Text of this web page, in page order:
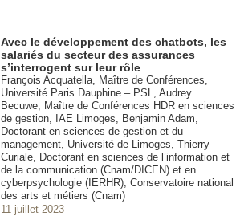
Avec le développement des chatbots, les
salariés du secteur des assurances
s’interrogent sur leur rôle
François Acquatella, Maître de Conférences,
Université Paris Dauphine – PSL, Audrey
Becuwe, Maître de Conférences HDR en sciences
de gestion, IAE Limoges, Benjamin Adam,
Doctorant en sciences de gestion et du
management, Université de Limoges, Thierry
Curiale, Doctorant en sciences de l’information et
de la communication (Cnam/DICEN) et en
cyberpsychologie (IERHR), Conservatoire national
des arts et métiers (Cnam)
11 juillet 2023